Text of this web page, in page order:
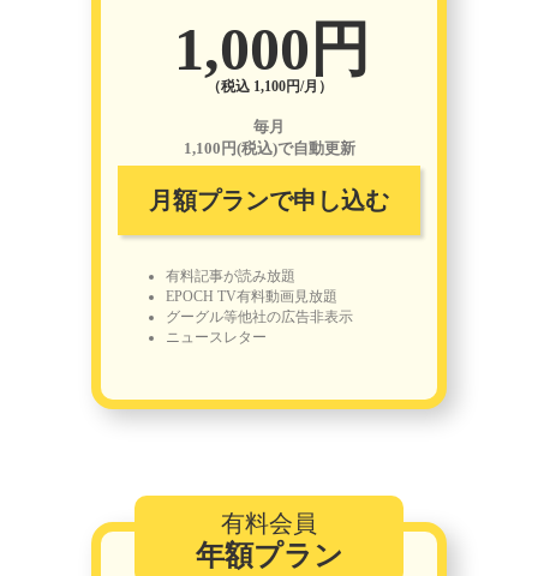
1,000円
（税込 1,100円/月）
毎月
1,100円(税込)で自動更新
月額プランで申し込む
有料記事が読み放題
EPOCH TV有料動画見放題
グーグル等他社の広告非表示
ニュースレター
有料会員
年額プラン